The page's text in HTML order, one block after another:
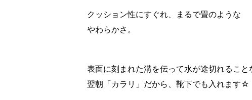
クッション性にすぐれ、まるで畳のような
やわらかさ。
表面に刻まれた溝を伝って水が途切れるこ
翌朝「カラリ」だから、靴下でも入れます☆